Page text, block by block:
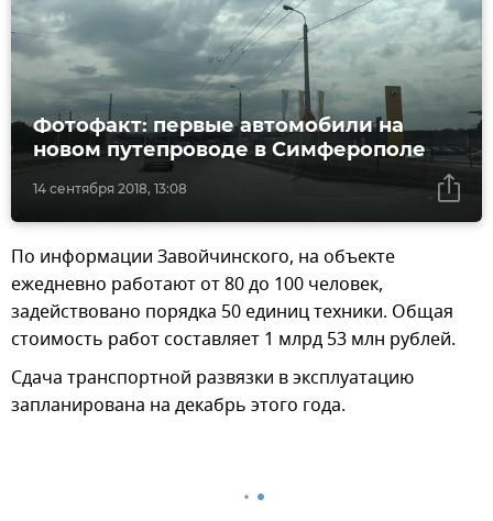
14 сентября 2018, 13:08
Фотофакт: первые автомобили на
новом путепроводе в Симферополе
По информации Завойчинского, на объекте
ежедневно работают от 80 до 100 человек,
задействовано порядка 50 единиц техники. Общая
стоимость работ составляет 1 млрд 53 млн рублей.
Сдача транспортной развязки в эксплуатацию
запланирована на декабрь этого года.